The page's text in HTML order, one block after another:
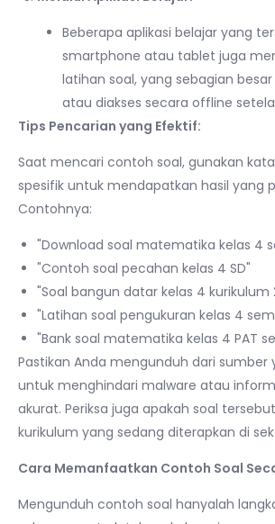
Beberapa aplikasi belajar yang
smartphone atau tablet juga
latihan soal, yang sebagian
atau diakses secara offline
Tips Pencarian yang Efektif:
Saat mencari contoh soal, gunakan
spesifik untuk mendapatkan hasil yang
Contohnya:
"Download soal matematika kelas 4
"Contoh soal pecahan kelas 4 SD"
"Soal bangun datar kelas 4 kurikulum
"Latihan soal pengukuran kelas 4
"Bank soal matematika kelas 4 PAT
Pastikan Anda mengunduh dari sumber
untuk menghindari malware atau
akurat. Periksa juga apakah soal
kurikulum yang sedang diterapkan di
Cara Memanfaatkan Contoh Soal
Mengunduh contoh soal hanyalah